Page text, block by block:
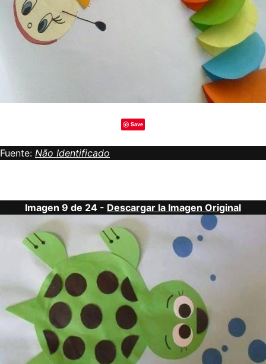
Save
Fuente: Não Identificado
Imagen 9 de 24 - Descargar la Imagen Original